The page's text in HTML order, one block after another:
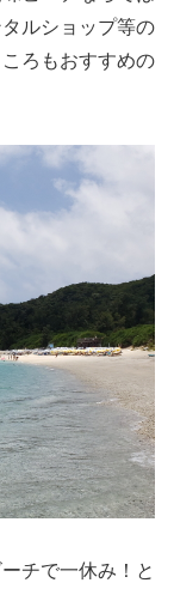
ルショップ等の
ろもおすすめの
チで一休み！と